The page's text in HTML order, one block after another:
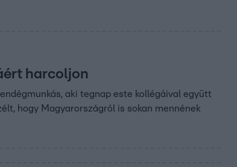
harcoljon
aki tegnap este kollégáival együtt
hogy Magyarországról is sokan mennének